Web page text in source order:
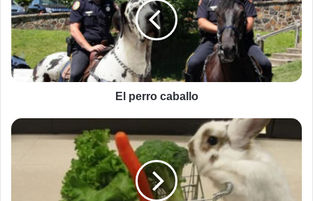
El perro caballo
El
conejito